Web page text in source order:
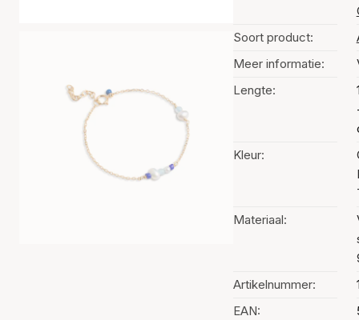
Soort product:
Meer informatie:
Lengte:
Kleur:
Materiaal:
Artikelnummer:
EAN: